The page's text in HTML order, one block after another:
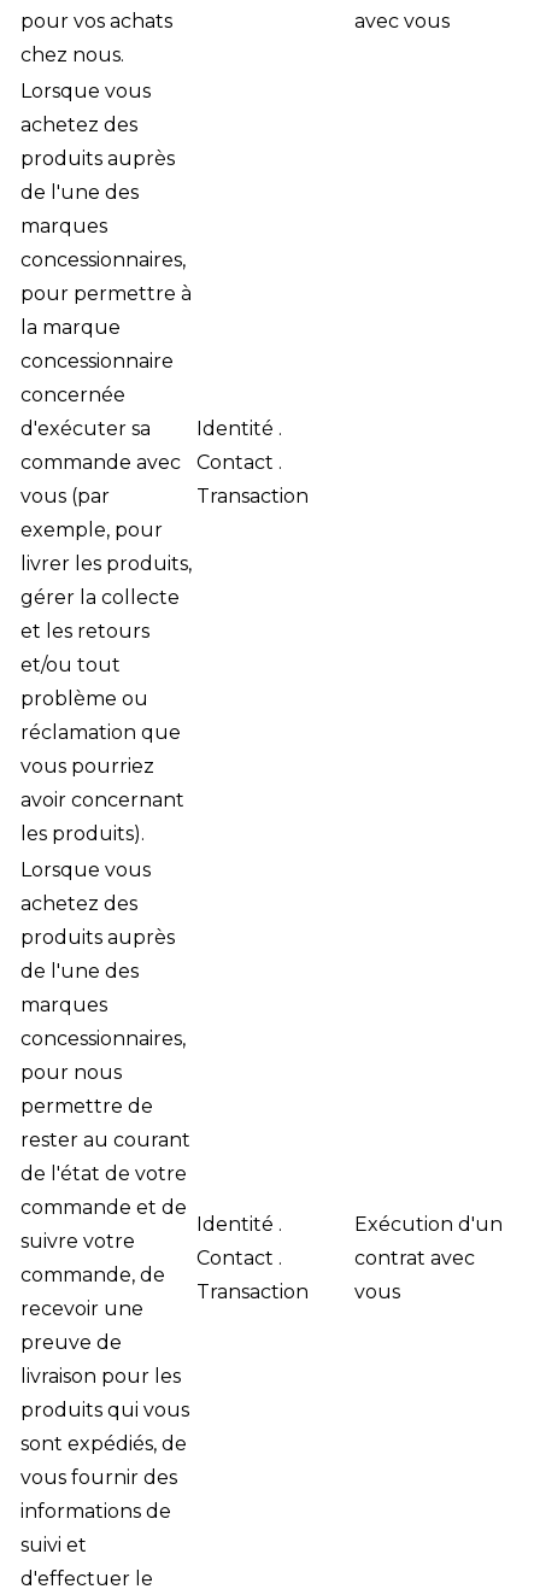
pour vos achats
chez nous.
avec vous
Lorsque vous
achetez des
produits auprès
de l'une des
marques
concessionnaires,
pour permettre à
la marque
concessionnaire
concernée
d'exécuter sa
commande avec
vous (par
exemple, pour
livrer les produits,
gérer la collecte
et les retours
et/ou tout
problème ou
réclamation que
vous pourriez
avoir concernant
les produits).
Identité .
Contact .
Transaction
Lorsque vous
achetez des
produits auprès
de l'une des
marques
concessionnaires,
pour nous
permettre de
rester au courant
de l'état de votre
commande et de
suivre votre
commande, de
recevoir une
preuve de
livraison pour les
produits qui vous
sont expédiés, de
vous fournir des
informations de
suivi et
d'effectuer le
Identité .
Contact .
Transaction
Exécution d'un
contrat avec
vous